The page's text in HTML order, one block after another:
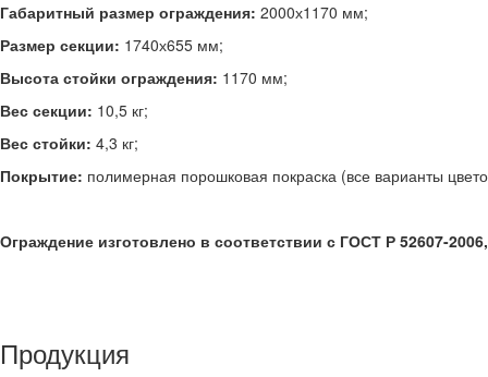
Габаритный размер ограждения: 2000х1170 мм;
Размер секции: 1740х655 мм;
Высота стойки ограждения: 1170 мм;
Вес секции: 10,5 кг;
Вес стойки: 4,3 кг;
Покрытие: полимерная порошковая покраска (все варианты
Ограждение изготовлено в соответствии с ГОСТ Р 52607-
Продукция